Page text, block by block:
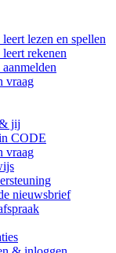
lezen en spellen
rekenen
vraag
jij
CODE
vraag
nieuwsbrief